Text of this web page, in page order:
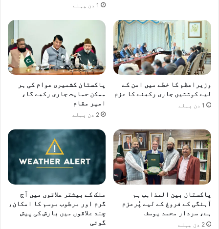
1 دن پہلے
وزیراعظم کا خطے میں امن کے
لیے کوششیں جاری رکھنے کا عزم
1 دن پہلے
پاکستان کشمیری عوام کی ہر
ممکن حمایت جاری رکھے گا،
امیر مقام
2 دن پہلے
پاکستان بین المذاہب ہم
آہنگی کے فروغ کے لیے پُرعزم
ہے، سردار محمد یوسف
2 دن پہلے
ملک کے بیشتر علاقوں میں آج
گرم اور مرطوب موسم کا امکان،
چند علاقوں میں بارش کی پیش
گوئی